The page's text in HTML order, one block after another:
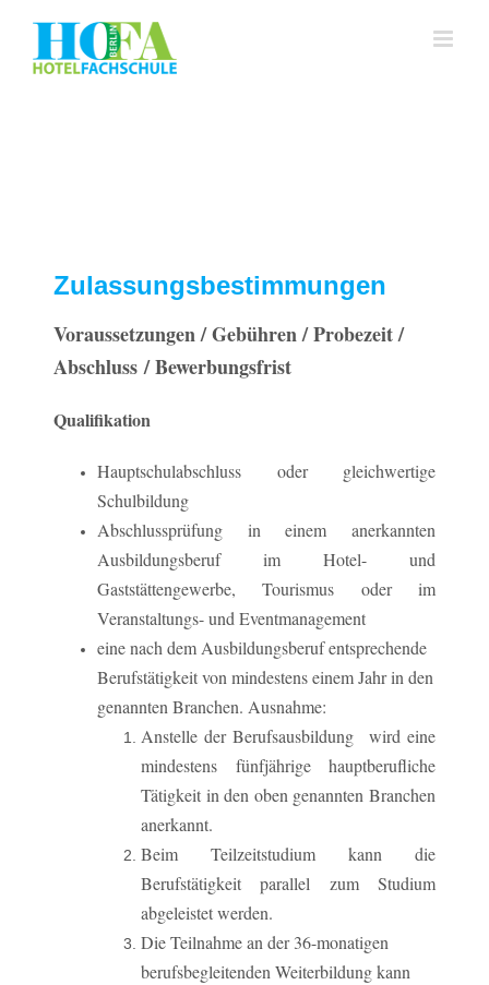
springen
Zulassungsbestimmungen
Voraussetzungen / Gebühren / Probezeit /
Abschluss / Bewerbungsfrist
Qualifikation
Hauptschulabschluss oder gleichwertige
Schulbildung
Abschlussprüfung in einem anerkannten
Ausbildungsberuf im Hotel- und
Gaststättengewerbe, Tourismus oder im
Veranstaltungs- und Eventmanagement
eine nach dem Ausbildungsberuf entsprechende
Berufstätigkeit von mindestens einem Jahr in den
genannten Branchen. Ausnahme:
Anstelle der Berufsausbildung wird eine
mindestens fünfjährige hauptberufliche
Tätigkeit in den oben genannten Branchen
anerkannt.
Beim Teilzeitstudium kann die
Berufstätigkeit parallel zum Studium
abgeleistet werden.
Die Teilnahme an der 36-monatigen
berufsbegleitenden Weiterbildung kann